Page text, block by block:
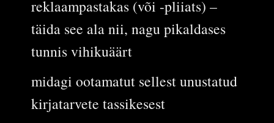
reklaampastakas (või -pliiats) –
täida see ala nii, nagu pikaldases
tunnis vihikuäärt
midagi ootamatut sellest unustatud
kirjatarvete tassikesest